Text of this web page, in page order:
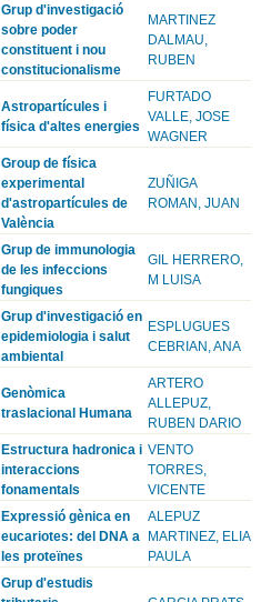
Grup d'investigació
sobre poder
constituent i nou
constitucionalisme
MARTINEZ
DALMAU,
RUBEN
Astropartícules i
física d'altes energies
FURTADO
VALLE, JOSE
WAGNER
Group de física
experimental
d'astropartícules de
València
ZUÑIGA
ROMAN, JUAN
Grup de immunologia
de les infeccions
fungiques
GIL HERRERO,
M LUISA
Grup d'investigació en
epidemiologia i salut
ambiental
ESPLUGUES
CEBRIAN, ANA
Genòmica
traslacional Humana
ARTERO
ALLEPUZ,
RUBEN DARIO
Estructura hadronica i
interaccions
fonamentals
VENTO
TORRES,
VICENTE
Expressió gènica en
eucariotes: del DNA a
les proteïnes
ALEPUZ
MARTINEZ, ELIA
PAULA
Grup d'estudis